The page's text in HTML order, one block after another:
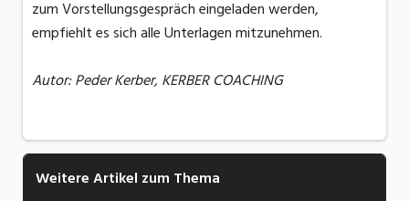
zum Vorstellungsgespräch eingeladen werden,
empfiehlt es sich alle Unterlagen mitzunehmen.
Autor: Peder Kerber, KERBER COACHING
Weitere Artikel zum Thema